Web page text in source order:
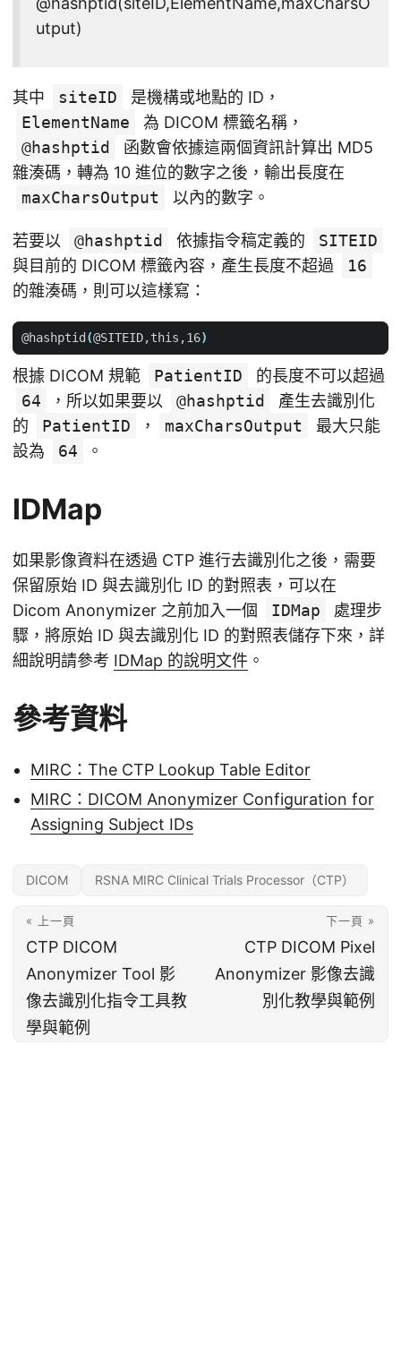
utput)
其中 siteID
是機構或地點的 ID，
ElementName
為 DICOM 標籤名稱，
@hashptid
函數會依據這兩個資訊計算出 MD5
雜湊碼，轉為 10 進位的數字之後，輸出長度在
maxCharsOutput
以內的數字。
若要以 @hashptid 依據指令稿定義的
SITEID
與目前的 DICOM 標籤內容，產生長度不超過
16
的雜湊碼，則可以這樣寫：
@hashptid (@SITEID,this,16)
根據 DICOM 規範 PatientID
的長度不可以超過
64
，所以如果要以 @hashptid
產生去識別化
的
PatientID ， maxCharsOutput
最大只能
設為
64 。
IDMap
如果影像資料在透過 CTP 進行去識別化之後，需要
保留原始 ID 與去識別化 ID 的對照表，可以在
Dicom Anonymizer 之前加入一個
IDMap
處理步
驟，將原始 ID 與去識別化 ID 的對照表儲存下來，詳
細說明請參考 IDMap 的說明文件 。
參考資料
MIRC：The CTP Lookup Table Editor
MIRC：DICOM Anonymizer Configuration for
Assigning Subject IDs
DICOM RSNA MIRC Clinical Trials Processor（CTP）
« 上一頁
CTP DICOM
Anonymizer Tool 影
像去識別化指令工具教
學與範例
下一頁 »
CTP DICOM Pixel
Anonymizer 影像去識
別化教學與範例